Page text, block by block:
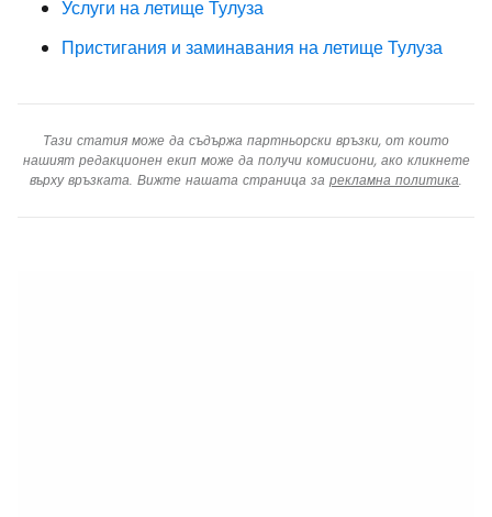
Услуги на летище Тулуза
Пристигания и заминавания на летище Тулуза
Тази статия може да съдържа партньорски връзки, от които
нашият редакционен екип може да получи комисиони, ако кликнете
върху връзката. Вижте нашата страница за рекламна политика.